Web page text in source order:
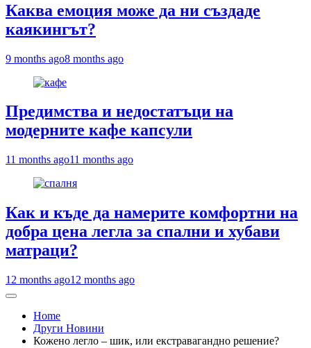
Каква емоция може да ни създаде
каякингът?
9 months ago8 months ago
Предимства и недостатъци на
модерните кафе капсули
11 months ago11 months ago
Как и къде да намерите комфортни на
добра цена легла за спални и хубави
матраци?
12 months ago12 months ago
Home
Други Новини
Кожено легло – шик, или екстравагандно решение?